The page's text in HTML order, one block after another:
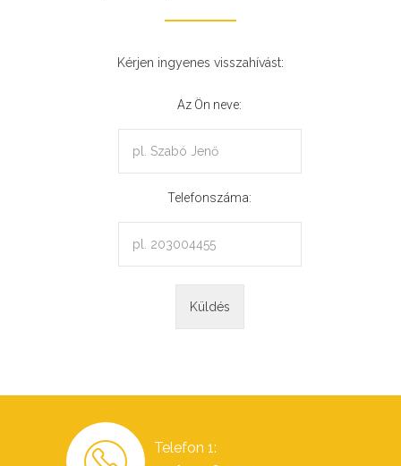
Kérjen ingyenes visszahívást:
Az Ön neve:
Telefonszáma:
Telefon 1: